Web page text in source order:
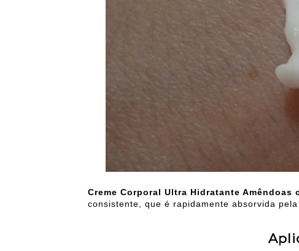
Creme Corporal Ultra Hidratante Amêndoas
consistente, que é rapidamente absorvida pela